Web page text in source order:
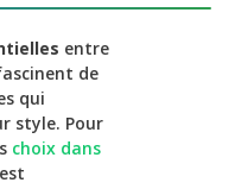
entre
de
qui
style. Pour
choix dans